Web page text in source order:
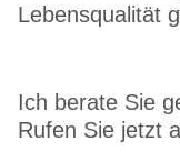
Lebensqualität
Ich berate Sie
Rufen Sie jetzt